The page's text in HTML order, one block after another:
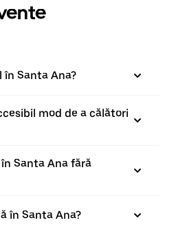
în Santa Ana?
mod de a călători
Santa Ana fără
în Santa Ana?